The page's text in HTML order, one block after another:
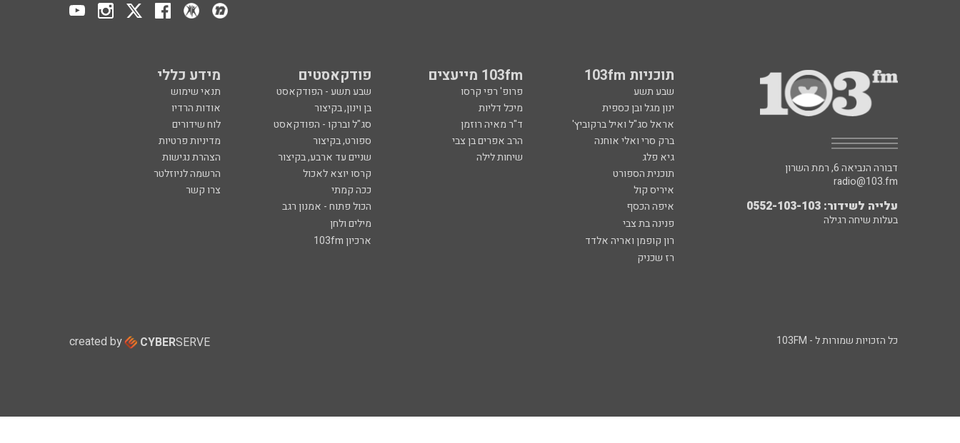
תוכניות 103fm 103fm מייעצים פודקאסטים מידע כללי
שבע תשע פרופ' רפי קרסו שבע תשע - הפודקאסט
תנאי שימוש
ינון מגל ובן כספית
מיכל דליות בן וינון, בקיצור
אודות הרדיו
אראל סג"ל ואיל ברקוביץ'
ד"ר מאיה רוזמן סג"ל וברקו - הפודקאסט
לוח שידורים
ברק סרי ואלי אוחנה
הרב אפרים בן צבי ספורט, בקיצור
מדיניות פרטיות
גיא פלג
שיחות לילה שניים עד ארבע, בקיצור
הצהרת נגישות
תוכנית הספורט
קרסו יוצא לאכול
הרשמה לניוזלטר
איריס קול
ככה קמתי
צרו קשר
איפה הכסף
הכול פתוח - אמנון רגב
פנינה בת צבי
מילים ולחן
רון קופמן ואריה אלדד
ארכיון 103fm
רז שכניק
דבורה הנביאה 6, רמת השרון
radio@103.fm
עלייה לשידור: 0552-103-103
בעלות שיחה רגילה
כל הזכויות שמורות ל - 103FM created by CYBERSERVE